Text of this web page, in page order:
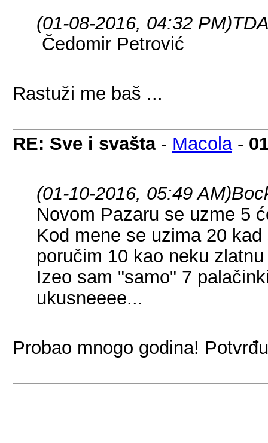
(01-08-2016, 04:32 PM)
Čedomir Petrović
Rastuži me baš ...
RE: Sve i svašta- Macola-
(01-10-2016, 05:49 AM)
Novom Pazaru se uzme 5
Kod mene se uzima 20
poručim 10 kao neku
Izeo sam "samo" 7
ukusneeee...
Probao mnogo godina!